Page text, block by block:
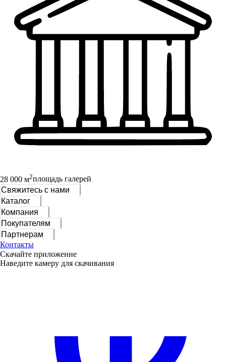
28 000 м2площадь галерей
Свяжитесь с нами
Каталог
Компания
Покупателям
Партнерам
Контакты
Скачайте приложение
Наведите камеру для скачивания